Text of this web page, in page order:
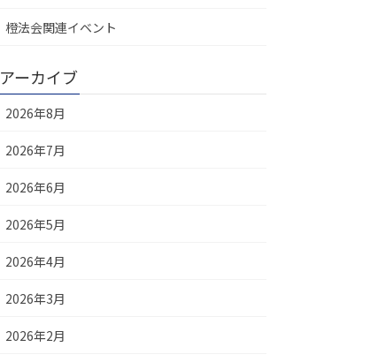
橙法会関連イベント
アーカイブ
2026年8月
2026年7月
2026年6月
2026年5月
2026年4月
2026年3月
2026年2月